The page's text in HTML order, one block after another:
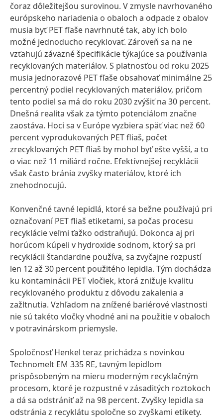
čoraz dôležitejšou surovinou. V zmysle navrhovaného
európskeho nariadenia o obaloch a odpade z obalov
musia byť PET fľaše navrhnuté tak, aby ich bolo
možné jednoducho recyklovať. Zároveň sa na ne
vzťahujú záväzné špecifikácie týkajúce sa používania
recyklovaných materiálov. S platnosťou od roku 2025
musia jednorazové PET fľaše obsahovať minimálne 25
percentný podiel recyklovaných materiálov, pričom
tento podiel sa má do roku 2030 zvýšiť na 30 percent.
Dnešná realita však za týmto potenciálom značne
zaostáva. Hoci sa v Európe vyzbiera späť viac než 60
percent vyprodukovaných PET fliaš, počet
zrecyklovaných PET fliaš by mohol byť ešte vyšší, a to
o viac než 11 miliárd ročne. Efektívnejšej recyklácii
však často bránia zvyšky materiálov, ktoré ich
znehodnocujú.
Konvenčné tavné lepidlá, ktoré sa bežne používajú pri
označovaní PET fliaš etiketami, sa počas procesu
recyklácie veľmi ťažko odstraňujú. Dokonca aj pri
horúcom kúpeli v hydroxide sodnom, ktorý sa pri
recyklácii štandardne používa, sa zvyčajne rozpustí
len 12 až 30 percent použitého lepidla. Tým dochádza
ku kontaminácii PET vločiek, ktorá znižuje kvalitu
recyklovaného produktu z dôvodu zakalenia a
zažltnutia. Vzhľadom na znížené bariérové vlastnosti
nie sú takéto vločky vhodné ani na použitie v obaloch
v potravinárskom priemysle.
Spoločnosť Henkel teraz prichádza s novinkou
Technomelt EM 335 RE, tavným lepidlom
prispôsobeným na mieru moderným recyklačným
procesom, ktoré je rozpustné v zásaditých roztokoch
a dá sa odstrániť až na 98 percent. Zvyšky lepidla sa
odstránia z recyklátu spoločne so zvyškami etikety.